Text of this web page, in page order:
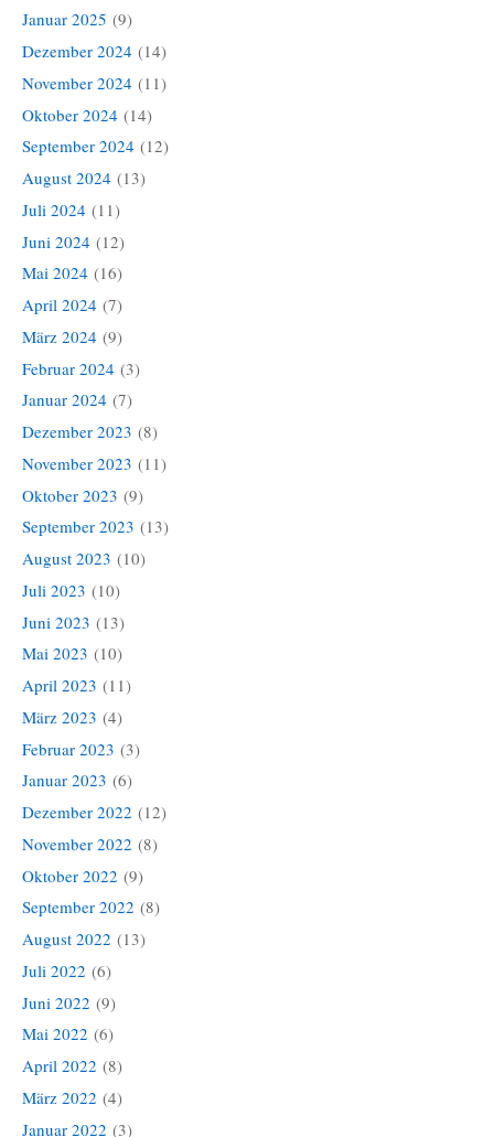
Januar 2025 (9)
Dezember 2024 (14)
November 2024 (11)
Oktober 2024 (14)
September 2024 (12)
August 2024 (13)
Juli 2024 (11)
Juni 2024 (12)
Mai 2024 (16)
April 2024 (7)
März 2024 (9)
Februar 2024 (3)
Januar 2024 (7)
Dezember 2023 (8)
November 2023 (11)
Oktober 2023 (9)
September 2023 (13)
August 2023 (10)
Juli 2023 (10)
Juni 2023 (13)
Mai 2023 (10)
April 2023 (11)
März 2023 (4)
Februar 2023 (3)
Januar 2023 (6)
Dezember 2022 (12)
November 2022 (8)
Oktober 2022 (9)
September 2022 (8)
August 2022 (13)
Juli 2022 (6)
Juni 2022 (9)
Mai 2022 (6)
April 2022 (8)
März 2022 (4)
Januar 2022 (3)